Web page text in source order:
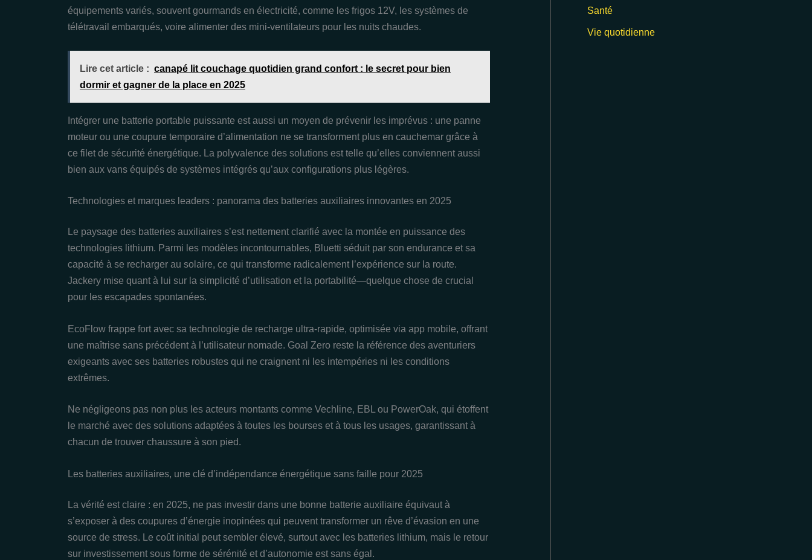
équipements variés, souvent gourmands en électricité, comme les frigos 12V, les systèmes de
télétravail embarqués, voire alimenter des mini-ventilateurs pour les nuits chaudes.
Lire cet article : canapé lit couchage quotidien grand confort : le secret pour bien
dormir et gagner de la place en 2025
Intégrer une batterie portable puissante est aussi un moyen de prévenir les imprévus : une panne
moteur ou une coupure temporaire d’alimentation ne se transforment plus en cauchemar grâce à
ce filet de sécurité énergétique. La polyvalence des solutions est telle qu’elles conviennent aussi
bien aux vans équipés de systèmes intégrés qu’aux configurations plus légères.
Technologies et marques leaders : panorama des batteries auxiliaires innovantes en 2025
Le paysage des batteries auxiliaires s’est nettement clarifié avec la montée en puissance des
technologies lithium. Parmi les modèles incontournables, Bluetti séduit par son endurance et sa
capacité à se recharger au solaire, ce qui transforme radicalement l’expérience sur la route.
Jackery mise quant à lui sur la simplicité d’utilisation et la portabilité—quelque chose de crucial
pour les escapades spontanées.
EcoFlow frappe fort avec sa technologie de recharge ultra-rapide, optimisée via app mobile, offrant
une maîtrise sans précédent à l’utilisateur nomade. Goal Zero reste la référence des aventuriers
exigeants avec ses batteries robustes qui ne craignent ni les intempéries ni les conditions
extrêmes.
Ne négligeons pas non plus les acteurs montants comme Vechline, EBL ou PowerOak, qui étoffent
le marché avec des solutions adaptées à toutes les bourses et à tous les usages, garantissant à
chacun de trouver chaussure à son pied.
Les batteries auxiliaires, une clé d’indépendance énergétique sans faille pour 2025
La vérité est claire : en 2025, ne pas investir dans une bonne batterie auxiliaire équivaut à
s’exposer à des coupures d’énergie inopinées qui peuvent transformer un rêve d’évasion en une
source de stress. Le coût initial peut sembler élevé, surtout avec les batteries lithium, mais le retour
sur investissement sous forme de sérénité et d’autonomie est sans égal.
Santé
Vie quotidienne